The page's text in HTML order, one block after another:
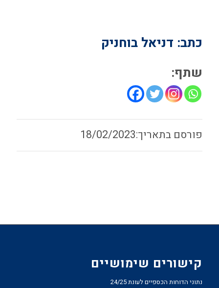
כתב: דניאל בוחניק
שתף:
18/02/2023
קישורים שימושיים
נתוני הדוחות הכספיים לעונת 24/25